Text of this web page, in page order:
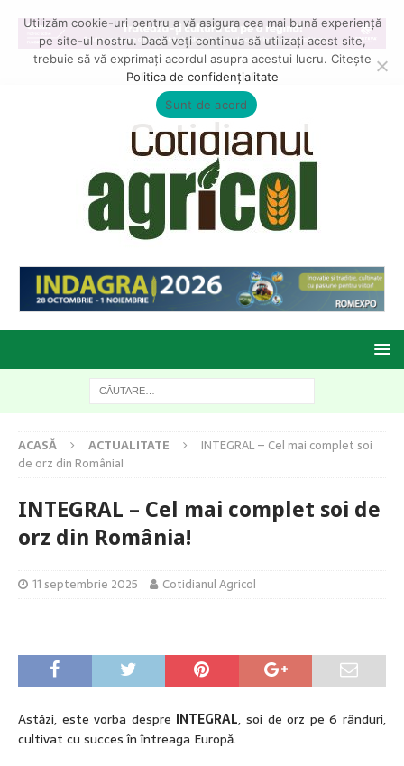
ACASĂ ACTUALITATE
INTEGRAL – Cel mai complet soi
de orz din România!
INTEGRAL – Cel mai complet soi de
orz din România!
11 septembrie 2025 Cotidianul Agricol
Astăzi, este vorba despre INTEGRAL, soi de orz pe 6 rânduri,
cultivat cu succes în întreaga Europă.
Utilizăm cookie-uri pentru a vă asigura cea mai bună experiență
pe site-ul nostru. Dacă veți continua să utilizați acest site,
trebuie să vă exprimați acordul asupra acestui lucru. Citește
Politica de confidențialitate
Sunt de acord